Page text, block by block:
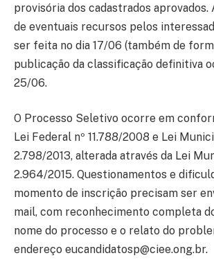
provisória dos cadastrados aprovados.
de eventuais recursos pelos
ser feita no dia 17/06 (também de
publicação da classificação definitiva
25/06.
O Processo Seletivo ocorre em
Lei Federal nº 11.788/2008 e Lei
2.798/2013, alterada através da Lei
2.964/2015. Questionamentos e
momento de inscrição precisam ser
mail, com reconhecimento completa
nome do processo e o relato do
endereço eucandidatosp@ciee.ong.br.